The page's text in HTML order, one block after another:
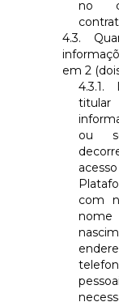
no
4.3.
em 2
4.3.1.
ou
com